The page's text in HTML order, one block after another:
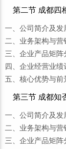
第二节 成都四
一、公司简介及发
二、业务架构与营
三、企业产品矩阵
四、企业经营业绩
五、核心优势与前
第三节 成都知
一、公司简介及发
二、业务架构与营
三、企业产品矩阵